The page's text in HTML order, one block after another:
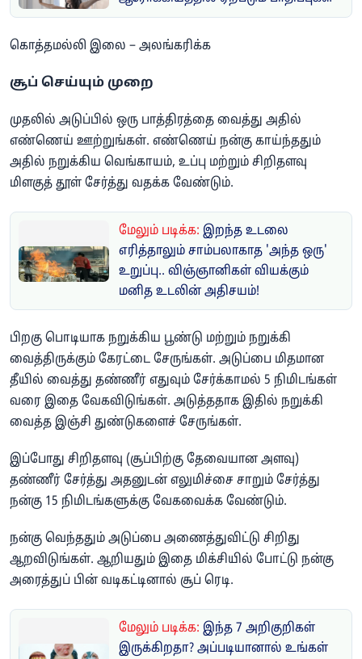
கொத்தமல்லி இலை – அலங்கரிக்க
​சூப் செய்யும் முறை
முதலில் அடுப்பில் ஒரு பாத்திரத்தை வைத்து அதில்
எண்ணெய் ஊற்றுங்கள். எண்ணெய் நன்கு காய்ந்ததும்
அதில் நறுக்கிய வெங்காயம், உப்பு மற்றும் சிறிதளவு
மிளகுத் தூள் சேர்த்து வதக்க வேண்டும்.
மேலும் படிக்க: இறந்த உடலை
எரித்தாலும் சாம்பலாகாத 'அந்த ஒரு'
உறுப்பு.. விஞ்ஞானிகள் வியக்கும்
மனித உடலின் அதிசயம்!
பிறகு பொடியாக நறுக்கிய பூண்டு மற்றும் நறுக்கி
வைத்திருக்கும் கேரட்டை சேருங்கள். அடுப்பை மிதமான
தீயில் வைத்து தண்ணீர் எதுவும் சேர்க்காமல் 5 நிமிடங்கள்
வரை இதை வேகவிடுங்கள். அடுத்ததாக இதில் நறுக்கி
வைத்த இஞ்சி துண்டுகளைச் சேருங்கள்.
இப்போது சிறிதளவு (சூப்பிற்கு தேவையான அளவு)
தண்ணீர் சேர்த்து அதனுடன் எலுமிச்சை சாறும் சேர்த்து
நன்கு 15 நிமிடங்களுக்கு வேகவைக்க வேண்டும்.
நன்கு வெந்ததும் அடுப்பை அணைத்துவிட்டு சிறிது
ஆறவிடுங்கள். ஆறியதும் இதை மிக்சியில் போட்டு நன்கு
அரைத்துப் பின் வடிகட்டினால் சூப் ரெடி.
மேலும் படிக்க: இந்த 7 அறிகுறிகள்
இருக்கிறதா? அப்படியானால் உங்கள்